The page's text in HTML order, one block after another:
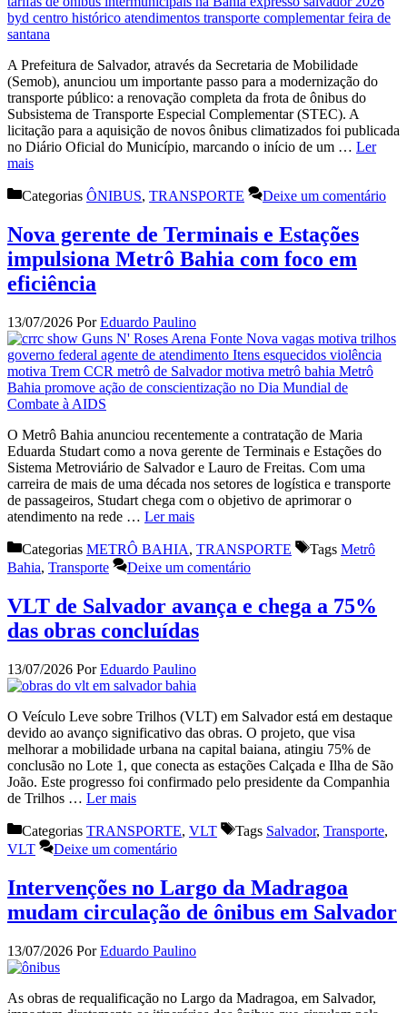
A Prefeitura de Salvador, através da Secretaria de Mobilidade
(Semob), anunciou um importante passo para a modernização do
transporte público: a renovação completa da frota de ônibus do
Subsistema de Transporte Especial Complementar (STEC). A
licitação para a aquisição de novos ônibus climatizados foi publicada
no Diário Oficial do Município, marcando o início de um … Ler
mais
Categorias ÔNIBUS, TRANSPORTE Deixe um comentário
Nova gerente de Terminais e Estações
impulsiona Metrô Bahia com foco em
eficiência
13/07/2026 PorEduardo Paulino
O Metrô Bahia anunciou recentemente a contratação de Maria
Eduarda Studart como a nova gerente de Terminais e Estações do
Sistema Metroviário de Salvador e Lauro de Freitas. Com uma
carreira de mais de uma década nos setores de logística e transporte
de passageiros, Studart chega com o objetivo de aprimorar o
atendimento na rede … Ler mais
Categorias METRÔ BAHIA, TRANSPORTE Tags Metrô
Bahia, Transporte Deixe um comentário
VLT de Salvador avança e chega a 75%
das obras concluídas
13/07/2026 PorEduardo Paulino
O Veículo Leve sobre Trilhos (VLT) em Salvador está em destaque
devido ao avanço significativo das obras. O projeto, que visa
melhorar a mobilidade urbana na capital baiana, atingiu 75% de
conclusão no Lote 1, que conecta as estações Calçada e Ilha de São
João. Este progresso foi confirmado pelo presidente da Companhia
de Trilhos … Ler mais
Categorias TRANSPORTE, VLT Tags Salvador, Transporte,
VLT
Deixe um comentário
Intervenções no Largo da Madragoa
mudam circulação de ônibus em Salvador
13/07/2026 PorEduardo Paulino
As obras de requalificação no Largo da Madragoa, em Salvador,